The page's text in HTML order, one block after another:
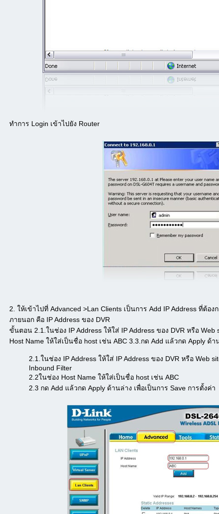
ทำการ Login เข้าไปยัง Router
2. ให้เข้าไปที่ Advanced >Lan Clients เป็นการ Add IP Address ที่ต้อง
ภายนอก คือ IP Address ของ DVR
ขั้นตอน 2.1.ในช่อง IP Address ให้ใส่ IP Address ของ DVR หรือ Web
Host Name ให้ใส่เป็นชื่อ host เช่น ABC 3.3.กด Add แล้วกด Apply ด้า
2.1.ในช่อง IP Address ให้ใส่ IP Address ของ DVR หรือ Web
Inbound Filter
2.2ในช่อง Host Name ให้ใส่เป็นชื่อ host เช่น ABC
2.3 กด Add แล้วกด Apply ด้านล่าง เพื่อเป็นการ Save การตั้งค่า